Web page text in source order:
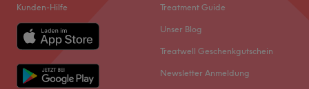
Kunden-Hilfe Treatment Guide
Unser Blog
Treatwell Geschenkgutschein
Newsletter Anmeldung